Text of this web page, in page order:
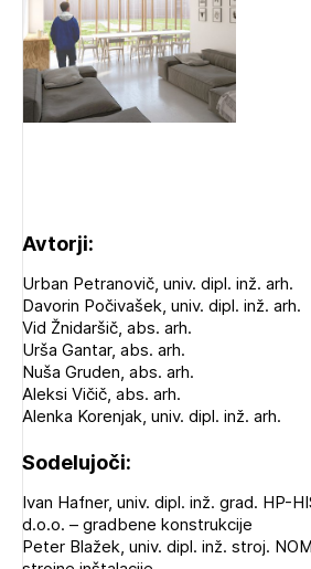
Avtorji:
Urban Petranovič, univ. dipl. inž. arh.
Davorin Počivašek, univ. dipl. inž. arh.
Vid Žnidaršič, abs. arh.
Urša Gantar, abs. arh.
Nuša Gruden, abs. arh.
Aleksi Vičič, abs. arh.
Alenka Korenjak, univ. dipl. inž. arh.
Sodelujoči:
Ivan Hafner, univ. dipl. inž. grad. HP-
d.o.o. – gradbene konstrukcije
Peter Blažek, univ. dipl. inž. stroj.